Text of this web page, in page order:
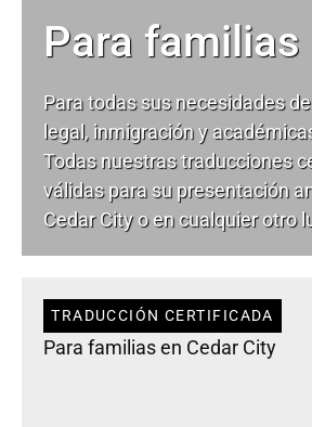
Para familias
Para todas sus necesidades de
legal, inmigración y
Todas nuestras traducciones
válidas para su presentación
Cedar City o en cualquier otro
TRADUCCIÓN CERTIFICADA
Para familias en Cedar City